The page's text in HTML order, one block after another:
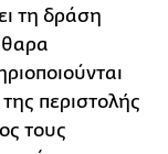
τη δράση
περιστολής
τους